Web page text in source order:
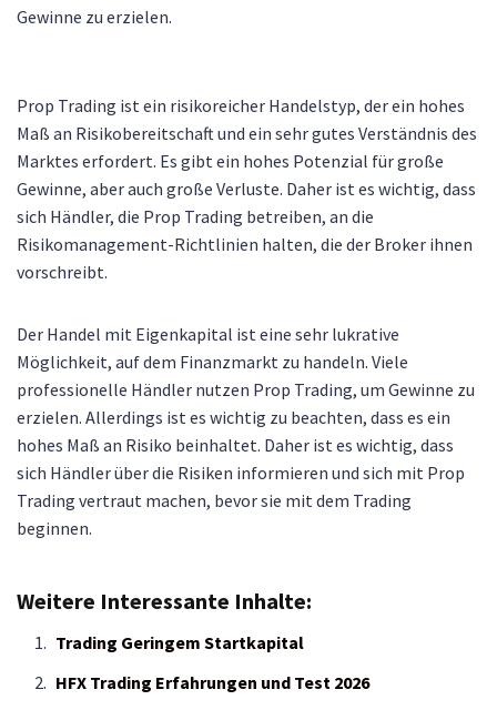
Gewinne zu erzielen.
Prop Trading ist ein risikoreicher Handelstyp, der ein hohes
Maß an Risikobereitschaft und ein sehr gutes Verständnis des
Marktes erfordert. Es gibt ein hohes Potenzial für große
Gewinne, aber auch große Verluste. Daher ist es wichtig, dass
sich Händler, die Prop Trading betreiben, an die
Risikomanagement-Richtlinien halten, die der Broker ihnen
vorschreibt.
Der Handel mit Eigenkapital ist eine sehr lukrative
Möglichkeit, auf dem Finanzmarkt zu handeln. Viele
professionelle Händler nutzen Prop Trading, um Gewinne zu
erzielen. Allerdings ist es wichtig zu beachten, dass es ein
hohes Maß an Risiko beinhaltet. Daher ist es wichtig, dass
sich Händler über die Risiken informieren und sich mit Prop
Trading vertraut machen, bevor sie mit dem Trading
beginnen.
Weitere Interessante Inhalte:
Trading Geringem Startkapital
HFX Trading Erfahrungen und Test 2026